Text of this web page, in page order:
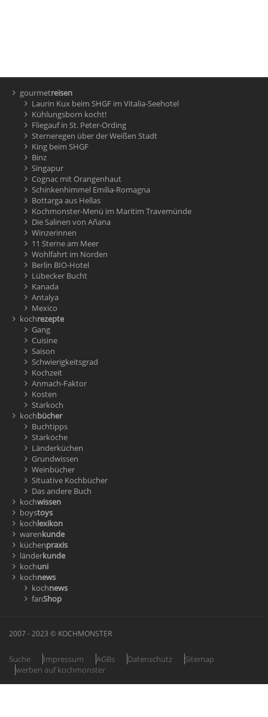
gourmetreisen
Laurin Kux beim SHGF im Vitalia-Seehotel
Kühlungsborn kocht!
Fliegauf in St. Peter-Ording
Sterneregen über der Weißen Stadt
King beim SHGF
Binz
Singapur
Cognac mit Orangenhaut
Schinkenhimmel Emilia-Romagna
Bottarga aus Hellas
Kochmonster-Menü im Maritim Travemünde
Die Salinen von Añana
Winzerinnen
11 Sterne am Meer
Wohlfahrt im Norden
Berlin BIO-Hotel
Lübecker Bucht
Kanada
Antalya
Mexico
kochrezepte
Gang
Cuisine
Saison
Schwierigkeitsgrad
Kochzeit
Anmach-Faktor
Kosten
Starkoch
kochbücher
Buchtipps
Starköche
Länderküchen
Grundwissen
Weinbücher
Situative Kochbücher
Das andere Buch
kochwissen
boystoys
kochlexikon
warenkunde
küchenpraxis
länderkunde
kochuni
kochnews
kochnews
fanShop
2007 - 2023 © KOCHMONSTER
Suche Impressum AGBs Datenschutz
Sitemap
werben auf kochmonster